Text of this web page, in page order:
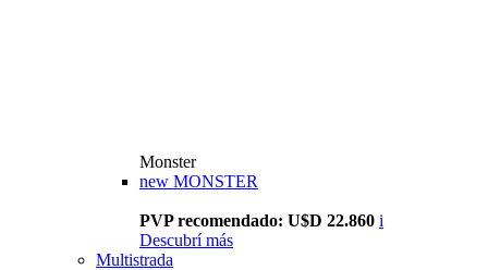
Monster
new MONSTER
PVP recomendado: U$D 22.860 i
Descubrí más
Multistrada